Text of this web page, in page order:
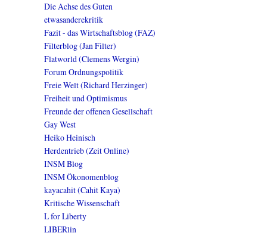
Die Achse des Guten
etwasanderekritik
Fazit - das Wirtschaftsblog (FAZ)
Filterblog (Jan Filter)
Flatworld (Clemens Wergin)
Forum Ordnungspolitik
Freie Welt (Richard Herzinger)
Freiheit und Optimismus
Freunde der offenen Gesellschaft
Gay West
Heiko Heinisch
Herdentrieb (Zeit Online)
INSM Blog
INSM Ökonomenblog
kayacahit (Cahit Kaya)
Kritische Wissenschaft
L for Liberty
LIBERlin